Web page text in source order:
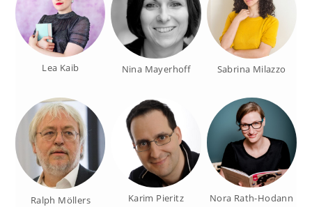
Lea Kaib Nina Mayerhoff Sabrina Milazzo
Ralph Möllers Karim Pieritz Nora Rath-Hodann